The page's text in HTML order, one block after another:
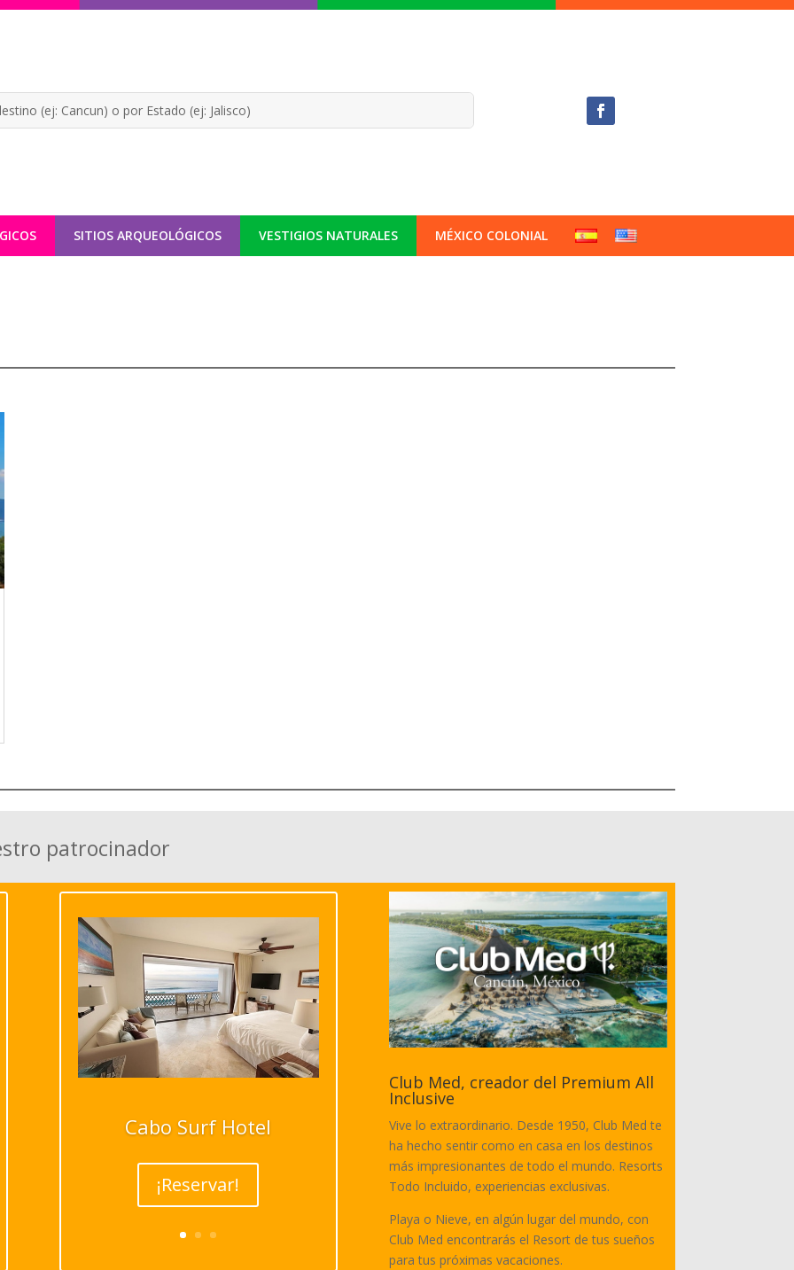
SITIOS ARQUEOLÓGICOS VESTIGIOS NATURALES MÉXICO COLONIAL
patrocinador
Cabo Surf Hotel
¡Reservar!
Club Med, creador del Premium All
Inclusive
Vive lo extraordinario. Desde 1950, Club Med te
ha hecho sentir como en casa en los destinos
más impresionantes de todo el mundo. Resorts
Todo Incluido, experiencias exclusivas.
Playa o Nieve, en algún lugar del mundo, con
Club Med encontrarás el Resort de tus sueños
para tus próximas vacaciones.